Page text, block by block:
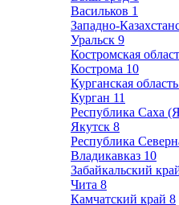
Васильков 1
Западно-
Уральск 9
Костромская
Кострома 10
Курганская область
Курган 11
Республика Саха
Якутск 8
Республика
Владикавказ 10
Забайкальский
Чита 8
Камчатский край 8